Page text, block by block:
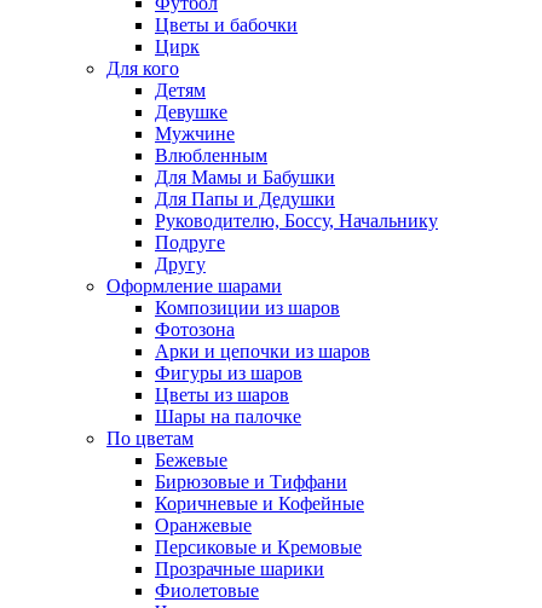
Цветы и бабочки
Цирк
Для кого
Детям
Девушке
Мужчине
Влюбленным
Для Мамы и Бабушки
Для Папы и Дедушки
Руководителю, Боссу, Начальнику
Подруге
Другу
Оформление шарами
Композиции из шаров
Фотозона
Арки и цепочки из шаров
Фигуры из шаров
Цветы из шаров
Шары на палочке
По цветам
Бежевые
Бирюзовые и Тиффани
Коричневые и Кофейные
Оранжевые
Персиковые и Кремовые
Прозрачные шарики
Фиолетовые